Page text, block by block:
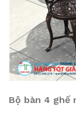
Bộ bàn 4 ghế